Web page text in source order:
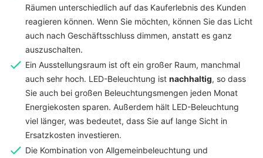
Räumen unterschiedlich auf das Kauferlebnis des Kunden
reagieren können. Wenn Sie möchten, können Sie das Licht
auch nach Geschäftsschluss dimmen, anstatt es ganz
auszuschalten.
Ein Ausstellungsraum ist oft ein großer Raum, manchmal
auch sehr hoch. LED-Beleuchtung ist nachhaltig, so dass
Sie auch bei großen Beleuchtungsmengen jeden Monat
Energiekosten sparen. Außerdem hält LED-Beleuchtung
viel länger, was bedeutet, dass Sie auf lange Sicht in
Ersatzkosten investieren.
Die Kombination von Allgemeinbeleuchtung und